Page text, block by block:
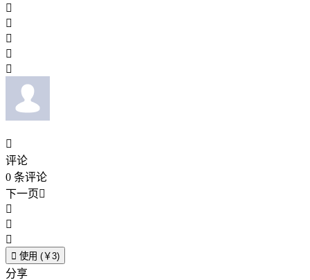






评论
0 条评论
下一页



 使用 (￥3)
分享